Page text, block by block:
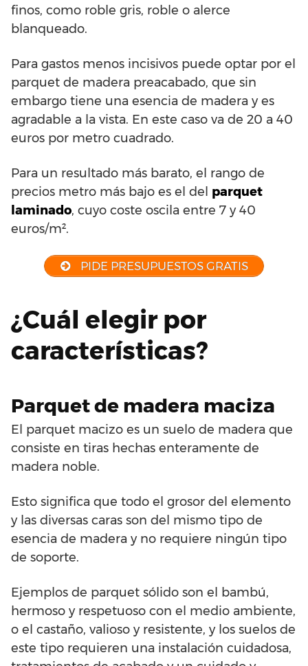
finos, como roble gris, roble o alerce
blanqueado.
Para gastos menos incisivos puede optar por el
parquet de madera preacabado, que sin
embargo tiene una esencia de madera y es
agradable a la vista. En este caso va de 20 a 40
euros por metro cuadrado.
Para un resultado más barato, el rango de
precios metro más bajo es el del parquet
laminado, cuyo coste oscila entre 7 y 40
euros/m².
PIDE PRESUPUESTOS GRATIS
¿Cuál elegir por
características?
Parquet de madera maciza
El parquet macizo es un suelo de madera que
consiste en tiras hechas enteramente de
madera noble.
Esto significa que todo el grosor del elemento
y las diversas caras son del mismo tipo de
esencia de madera y no requiere ningún tipo
de soporte.
Ejemplos de parquet sólido son el bambú,
hermoso y respetuoso con el medio ambiente,
o el castaño, valioso y resistente, y los suelos de
este tipo requieren una instalación cuidadosa,